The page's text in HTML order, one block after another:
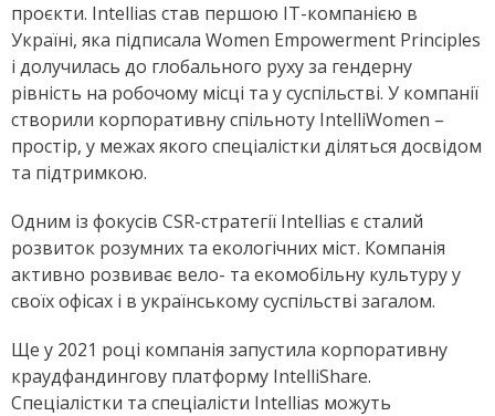
проєкти. Intellias став першою ІТ-компанією в
Україні, яка підписала Women Empowerment Principles
і долучилась до глобального руху за гендерну
рівність на робочому місці та у суспільстві. У компанії
створили корпоративну спільноту IntelliWomen –
простір, у межах якого спеціалістки діляться досвідом
та підтримкою.
Одним із фокусів CSR-стратегії Intellias є сталий
розвиток розумних та екологічних міст. Компанія
активно розвиває вело- та екомобільну культуру у
своїх офісах і в українському суспільстві загалом.
Ще у 2021 році компанія запустила корпоративну
краудфандингову платформу IntelliShare.
Спеціалістки та спеціалісти Intellias можуть